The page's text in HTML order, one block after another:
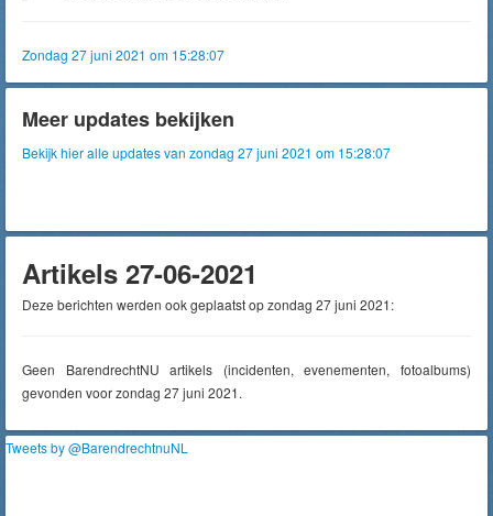
Zondag 27 juni 2021 om 15:28:07
Meer updates bekijken
Bekijk hier alle updates van zondag 27 juni 2021 om 15:28:07
Artikels 27-06-2021
Deze berichten werden ook geplaatst op zondag 27 juni 2021:
Geen BarendrechtNU artikels (incidenten, evenementen, fotoalbums)
gevonden voor zondag 27 juni 2021.
Tweets by @BarendrechtnuNL